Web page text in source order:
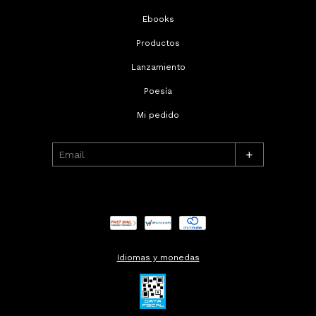
Ebooks
Productos
Lanzamiento
Poesía
Mi pedido
+
Idiomas y monedas